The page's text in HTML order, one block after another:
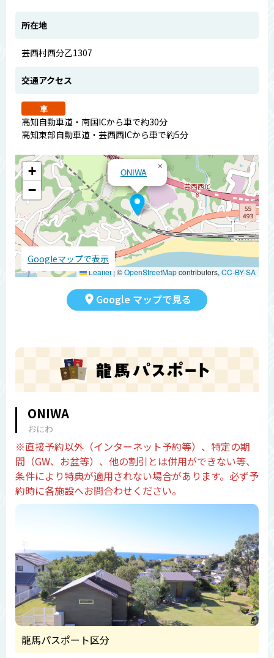
所在地
芸西村西分乙1307
交通アクセス
車
高知自動車道・南国ICから車で約30分
高知東部自動車道・芸西西ICから車で約5分
ONIWA
×
+
−
Leaflet | ©OpenStreetMapcontributors, CC-BY-SA
Googleマップで表示
Google マップで見る
ONIWA
おにわ
※直接予約以外（インターネット予約等）、特定の期
間（GW、お盆等）、他の割引とは併用ができない等、
条件により特典が適用されない場合があります。必ず予
約時に各施設へお問合わせください。
龍馬パスポート区分